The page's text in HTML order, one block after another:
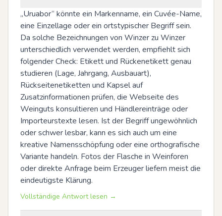
„Uruabor“ könnte ein Markenname, ein Cuvée-Name,
eine Einzellage oder ein ortstypischer Begriff sein.
Da solche Bezeichnungen von Winzer zu Winzer
unterschiedlich verwendet werden, empfiehlt sich
folgender Check: Etikett und Rückenetikett genau
studieren (Lage, Jahrgang, Ausbauart),
Rückseitenetiketten und Kapsel auf
Zusatzinformationen prüfen, die Webseite des
Weinguts konsultieren und Händlereinträge oder
Importeurstexte lesen. Ist der Begriff ungewöhnlich
oder schwer lesbar, kann es sich auch um eine
kreative Namensschöpfung oder eine orthografische
Variante handeln. Fotos der Flasche in Weinforen
oder direkte Anfrage beim Erzeuger liefern meist die
eindeutigste Klärung.
Vollständige Antwort lesen →